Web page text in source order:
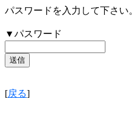
パスワードを入力して下さい。
▼パスワード
[戻る]